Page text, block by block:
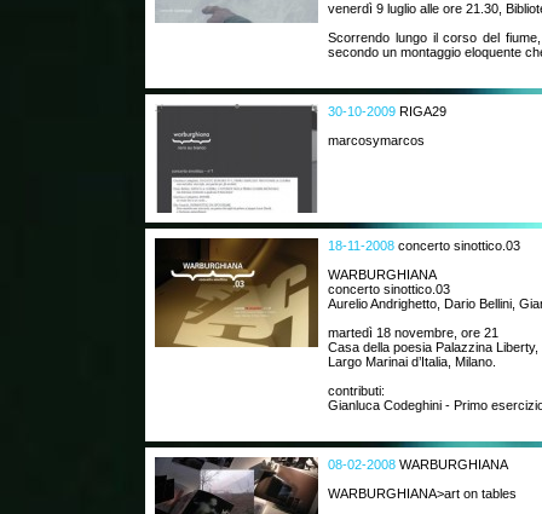
venerdì 9 luglio alle ore 21.30,
Scorrendo lungo il corso del
secondo un montaggio eloquente
30-10-2009 RIGA29
marcosymarcos
18-11-2008 concerto sinottico.03
WARBURGHIANA
concerto sinottico.03
Aurelio Andrighetto, Dario Bellini,
martedì 18 novembre, ore 21
Casa della poesia Palazzina Liberty,
Largo Marinai d’Italia, Milano.
contributi:
Gianluca Codeghini - Primo
08-02-2008 WARBURGHIANA
WARBURGHIANA>art on tables